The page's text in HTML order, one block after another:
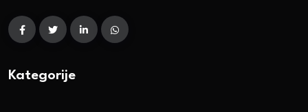
Kategorije